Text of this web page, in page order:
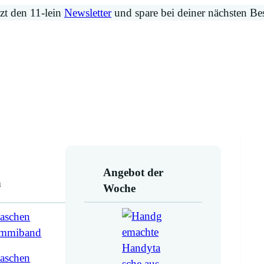
den 11-lein Newsletterund spare bei deiner nächsten
Angebot der
Woche